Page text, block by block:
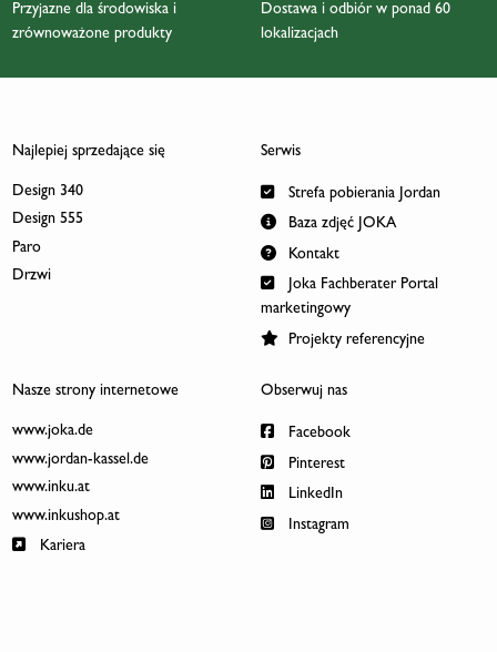
Przyjazne dla środowiska i
zrównoważone produkty
Dostawa i odbiór w ponad 60
lokalizacjach
Najlepiej sprzedające się
Design 340
Design 555
Paro
Drzwi
Serwis
Strefa pobierania Jordan
Baza zdjęć JOKA
Kontakt
Joka Fachberater Portal
marketingowy
Projekty referencyjne
Nasze strony internetowe
www.joka.de
www.jordan-kassel.de
www.inku.at
www.inkushop.at
Kariera
Obserwuj nas
Facebook
Pinterest
LinkedIn
Instagram